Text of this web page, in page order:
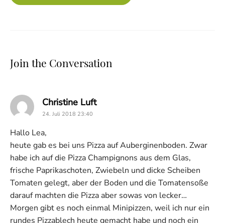
Join the Conversation
Christine Luftsays:
24. Juli 2018 23:40
Hallo Lea,
heute gab es bei uns Pizza auf Auberginenboden. Zwar
habe ich auf die Pizza Champignons aus dem Glas,
frische Paprikaschoten, Zwiebeln und dicke Scheiben
Tomaten gelegt, aber der Boden und die Tomatensoße
darauf machten die Pizza aber sowas von lecker…
Morgen gibt es noch einmal Minipizzen, weil ich nur ein
rundes Pizzablech heute gemacht habe und noch ein